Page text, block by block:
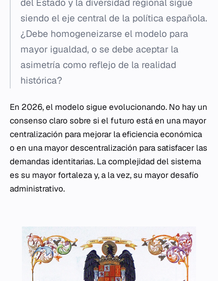
del Estado y la diversidad regional sigue
siendo el eje central de la política española.
¿Debe homogeneizarse el modelo para
mayor igualdad, o se debe aceptar la
asimetría como reflejo de la realidad
histórica?
En 2026, el modelo sigue evolucionando. No hay un
consenso claro sobre si el futuro está en una mayor
centralización para mejorar la eficiencia económica
o en una mayor descentralización para satisfacer las
demandas identitarias. La complejidad del sistema
es su mayor fortaleza y, a la vez, su mayor desafío
administrativo.